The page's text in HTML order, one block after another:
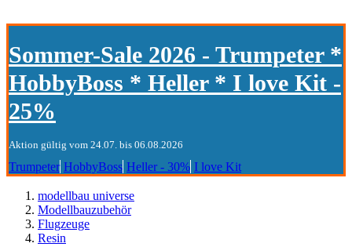
Sommer-Sale 2026 - Trumpeter *
HobbyBoss * Heller * I love Kit -
25%
Aktion gültig vom 24.07. bis 06.08.2026
Trumpeter HobbyBoss Heller - 30% I love Kit
modellbau universe
Modellbauzubehör
Flugzeuge
Resin